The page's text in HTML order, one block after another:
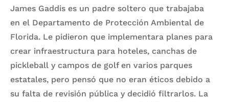
James Gaddis es un padre soltero que trabajaba
en el Departamento de Protección Ambiental de
Florida. Le pidieron que implementara planes para
crear infraestructura para hoteles, canchas de
pickleball y campos de golf en varios parques
estatales, pero pensó que no eran éticos debido a
su falta de revisión pública y decidió filtrarlos. La